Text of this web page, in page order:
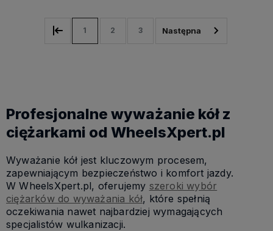
1 2 3
Profesjonalne wyważanie kół z
ciężarkami od WheelsXpert.pl
Wyważanie kół jest kluczowym procesem,
zapewniającym bezpieczeństwo i komfort jazdy.
W WheelsXpert.pl, oferujemy szeroki wybór
ciężarków do wyważania kół, które spełnią
oczekiwania nawet najbardziej wymagających
specjalistów wulkanizacji.